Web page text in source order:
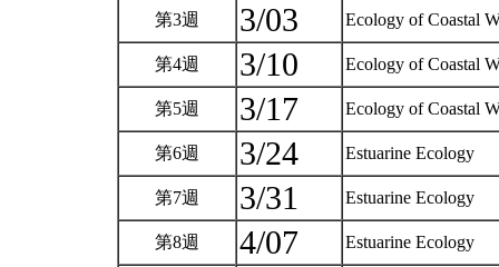
第3週 3/03 Ecology of Coastal
第4週 3/10 Ecology of Coastal
第5週 3/17 Ecology of Coastal
第6週 3/24 Estuarine Ecology
第7週 3/31 Estuarine Ecology
第8週 4/07 Estuarine Ecology